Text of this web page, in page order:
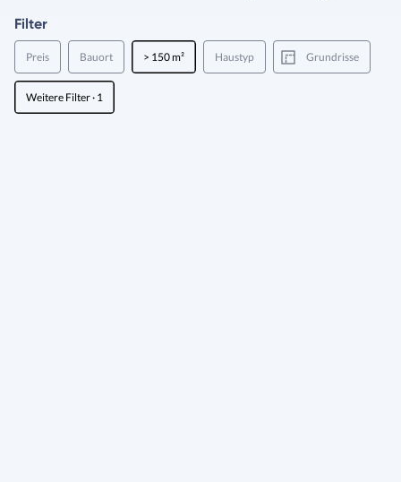
Filter
Preis Bauort > 150 m² Haustyp Grundrisse
Weitere Filter· 1